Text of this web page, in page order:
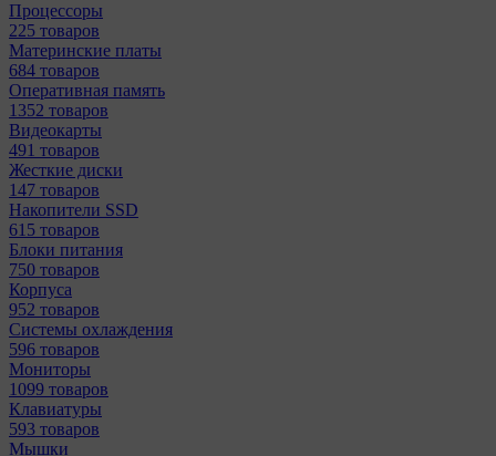
Процессоры
225 товаров
Материнcкие платы
684 товаров
Оперативная память
1352 товаров
Видеокарты
491 товаров
Жесткие диски
147 товаров
Накопители SSD
615 товаров
Блоки питания
750 товаров
Корпуса
952 товаров
Системы охлаждения
596 товаров
Мониторы
1099 товаров
Клавиатуры
593 товаров
Мышки